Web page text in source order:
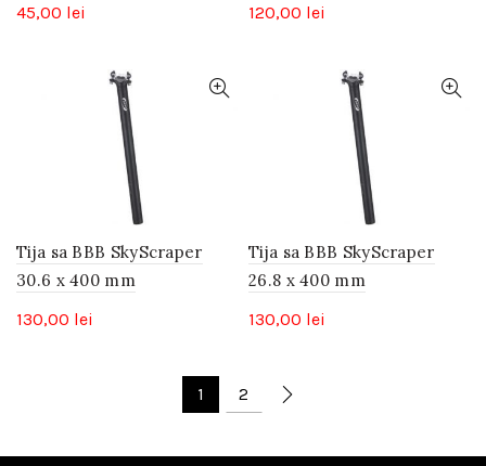
45,00 lei
120,00 lei
Tija sa BBB SkyScraper
30.6 x 400 mm
130,00 lei
Tija sa BBB SkyScraper
26.8 x 400 mm
130,00 lei
1 2